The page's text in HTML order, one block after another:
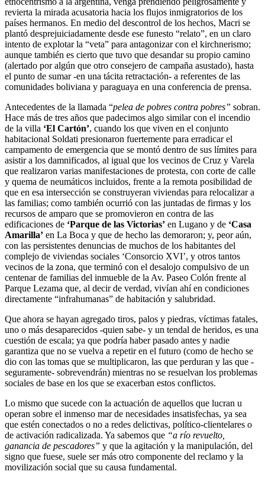
revierta la mirada acusatoria hacia los flujos inmigratorios de los
países hermanos. En medio del descontrol de los hechos, Macri se
plantó desprejuiciadamente desde ese funesto “relato”, en un claro
intento de explotar la “veta” para antagonizar con el kirchnerismo;
aunque también es cierto que tuvo que desandar su propio camino
(alertado por algún que otro consejero de campaña asustado), hasta
el punto de sumar -en una tácita retractación- a referentes de las
comunidades boliviana y paraguaya en una conferencia de prensa.
Antecedentes de la llamada “pelea de pobres contra pobres” sobran.
Hace más de tres años que padecimos algo similar con el incendio
de la villa ‘El Cartón’, cuando los que viven en el conjunto
habitacional Soldati presionaron fuertemente para erradicar el
campamento de emergencia que se montó dentro de sus límites para
asistir a los damnificados, al igual que los vecinos de Cruz y Varela
que realizaron varias manifestaciones de protesta, con corte de calle
y quema de neumáticos incluidos, frente a la remota posibilidad de
que en esa intersección se construyeran viviendas para relocalizar a
las familias; como también ocurrió con las juntadas de firmas y los
recursos de amparo que se promovieron en contra de las
edificaciones de ‘Parque de las Victorias’ en Lugano y de ‘Casa
Amarilla’ en La Boca y que de hecho las demoraron; y, peor aún,
con las persistentes denuncias de muchos de los habitantes del
complejo de viviendas sociales ‘Consorcio XVI’, y otros tantos
vecinos de la zona, que terminó con el desalojo compulsivo de un
centenar de familias del inmueble de la Av. Paseo Colón frente al
Parque Lezama que, al decir de verdad, vivían ahí en condiciones
directamente “infrahumanas” de habitación y salubridad.
Que ahora se hayan agregado tiros, palos y piedras, víctimas fatales,
uno o más desaparecidos -quien sabe- y un tendal de heridos, es una
cuestión de escala; ya que podría haber pasado antes y nadie
garantiza que no se vuelva a repetir en el futuro (como de hecho se
dio con las tomas que se multiplicaron, las que perduran y las que -
seguramente- sobrevendrán) mientras no se resuelvan los problemas
sociales de base en los que se exacerban estos conflictos.
Lo mismo que sucede con la actuación de aquellos que lucran u
operan sobre el inmenso mar de necesidades insatisfechas, ya sea
que estén conectados o no a redes delictivas, político-clientelares o
de activación radicalizada. Ya sabemos que “a río revuelto,
ganancia de pescadores” y que la agitación y la manipulación, del
signo que fuese, suele ser más otro componente del reclamo y la
movilización social que su causa fundamental.